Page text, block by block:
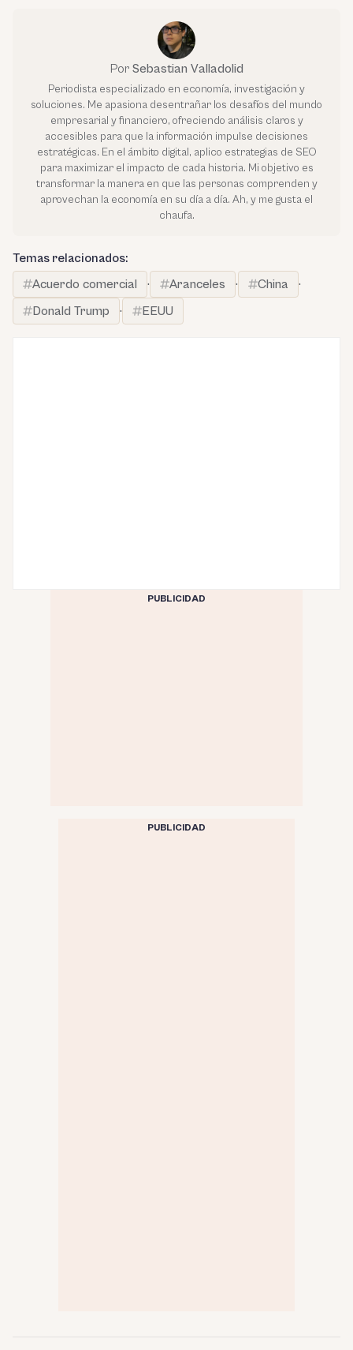
Por Sebastian Valladolid
Periodista especializado en economía, investigación y
soluciones. Me apasiona desentrañar los desafíos del mundo
empresarial y financiero, ofreciendo análisis claros y
accesibles para que la información impulse decisiones
estratégicas. En el ámbito digital, aplico estrategias de SEO
para maximizar el impacto de cada historia. Mi objetivo es
transformar la manera en que las personas comprenden y
aprovechan la economía en su día a día. Ah, y me gusta el
chaufa.
Temas relacionados:
Acuerdo comercial
· Aranceles · China
·
Donald Trump
· EEUU
PUBLICIDAD
PUBLICIDAD